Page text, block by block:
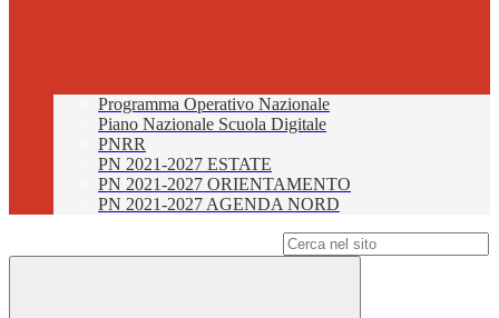
Programma Operativo Nazionale
Piano Nazionale Scuola Digitale
PNRR
PN 2021-2027 ESTATE
PN 2021-2027 ORIENTAMENTO
PN 2021-2027 AGENDA NORD